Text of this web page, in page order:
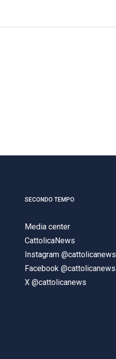
SECONDO TEMPO
Media center
CattolicaNews
Instagram @cattolicanews
Facebook @cattolicanews
X @cattolicanews